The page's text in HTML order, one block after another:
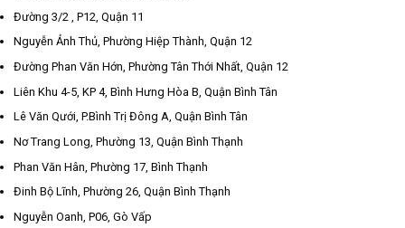
Đường 3/2 , P12, Quận 11
Nguyễn Ảnh Thủ, Phường Hiệp Thành, Quận 12
Đường Phan Văn Hớn, Phường Tân Thới Nhất, Quận 12
Liên Khu 4-5, KP 4, Bình Hưng Hòa B, Quận Bình Tân
Lê Văn Qưới, P.Bình Trị Đông A, Quận Bình Tân
Nơ Trang Long, Phường 13, Quận Bình Thạnh
Phan Văn Hân, Phường 17, Bình Thạnh
Đinh Bộ Lĩnh, Phường 26, Quận Bình Thạnh
Nguyễn Oanh, P06, Gò Vấp